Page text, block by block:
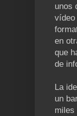
unos
vídeo
en
que
de
La
un
miles